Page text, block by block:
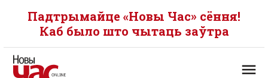
Падтрымайце «Новы Час» сёння!
Каб было што чытаць заўтра